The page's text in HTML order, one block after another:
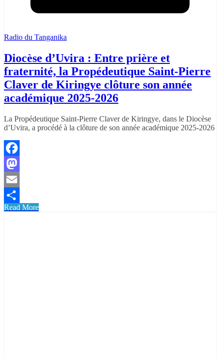
Radio du Tanganika
Diocèse d’Uvira : Entre prière et
fraternité, la Propédeutique Saint-Pierre
Claver de Kiringye clôture son année
académique 2025-2026
La Propédeutique Saint-Pierre Claver de Kiringye, dans le Diocèse
d’Uvira, a procédé à la clôture de son année académique 2025-2026
Facebook
Mastodon
Email
Partager
Read More